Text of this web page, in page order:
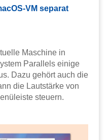
VM separat
Maschine in
Parallels einige
Dazu gehört auch die
die Lautstärke von
steuern.